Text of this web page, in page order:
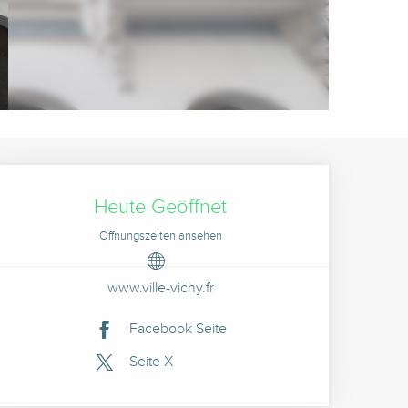
&
Heute Geöffnet
Öffnungszeiten ansehen
www.ville-vichy.fr
Facebook Seite
Seite X